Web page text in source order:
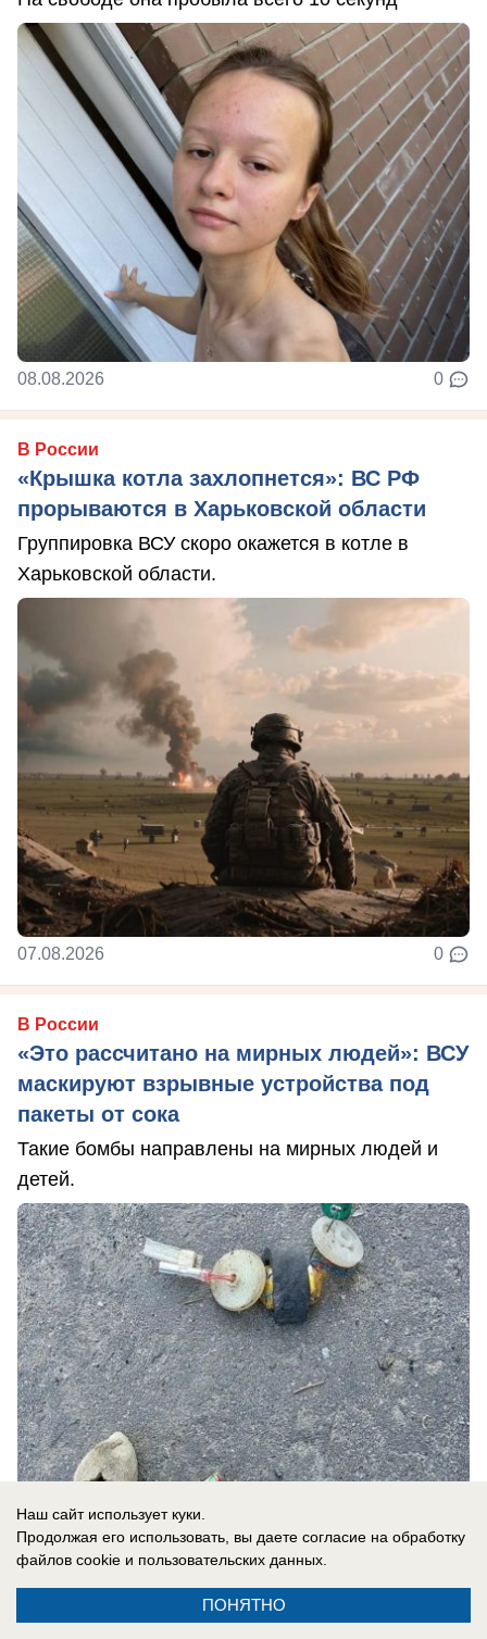
08.08.2026 0
В России
«Крышка котла захлопнется»: ВС РФ
прорываются в Харьковской области
Группировка ВСУ скоро окажется в котле в
Харьковской области.
07.08.2026 0
В России
«Это рассчитано на мирных людей»: ВСУ
маскируют взрывные устройства под
пакеты от сока
Такие бомбы направлены на мирных людей и
детей.
07.08.2026
Наш сайт использует куки.
Продолжая его использовать, вы даете согласие на обработку
файлов cookie и пользовательских данных.
ПОНЯТНО